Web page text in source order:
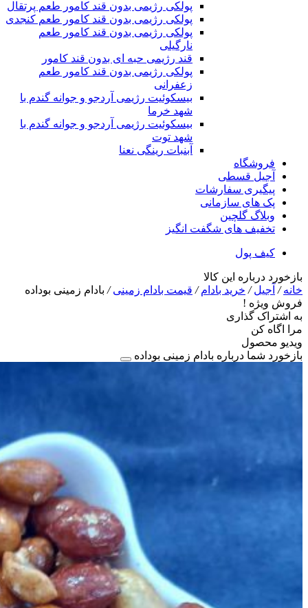
پولکی رژیمی بدون قند کامور طعم پرتقال
پولکی رژیمی بدون قند کامور طعم کنجدی
پولکی رژیمی بدون قند کامور طعم
نارگیلی
قند رژیمی حبه ای بدون قند کامور
پولکی رژیمی بدون قند کامور طعم
زعفرانی
بيسکوئيت رژیمی آردجو و جوانه گندم با
شهد خرما
بيسکوئيت رژیمی آردجو و جوانه گندم با
شهد توت
آبنبات رینگی نعنا
فروشگاه
آجیل قسطی
پیگیری سفارشات
پک های سازمانی
وبلاگ گلچین
تخفیف های شگفت انگیز
کیف پول
بازخورد درباره این کالا
خانه/ آجیل/ خرید بادام/ قیمت بادام زمینی/ بادام زمینی بوداده
فروش ویژه !
به اشتراک گذاری
مرا اگاه کن
ویدیو محصول
بازخورد شما درباره بادام زمینی بوداده